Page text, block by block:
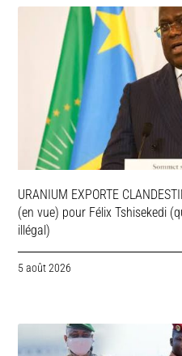
URANIUM EXPORTE
(en vue) pour Félix Tshisekedi
illégal)
5 août 2026